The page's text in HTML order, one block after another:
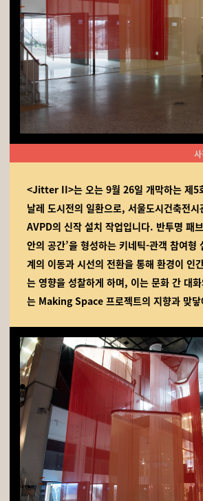
<Jitter II>는 오는 9월 26일 개막하는 제5
날레 도시전의 일환으로, 서울도시건축전시
AVPD의 신작 설치 작업입니다. 반투명 패
안의 공간’을 형성하는 키네틱-관객 참여형
계의 이동과 시선의 전환을 통해 환경이 인
는 영향을 성찰하게 하며, 이는 문화 간 대
는 Making Space 프로젝트의 지향과 맞닿